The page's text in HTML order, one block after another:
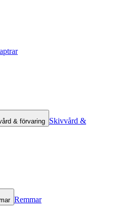
& förvaring Skivvård &
Remmar